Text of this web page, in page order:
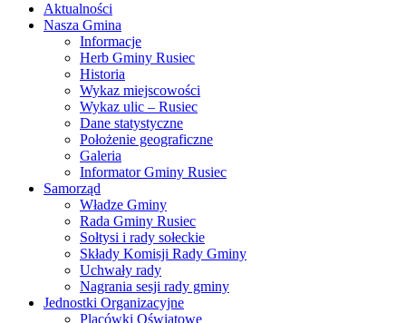
Aktualności
Nasza Gmina
Informacje
Herb Gminy Rusiec
Historia
Wykaz miejscowości
Wykaz ulic – Rusiec
Dane statystyczne
Położenie geograficzne
Galeria
Informator Gminy Rusiec
Samorząd
Władze Gminy
Rada Gminy Rusiec
Sołtysi i rady sołeckie
Składy Komisji Rady Gminy
Uchwały rady
Nagrania sesji rady gminy
Jednostki Organizacyjne
Placówki Oświatowe